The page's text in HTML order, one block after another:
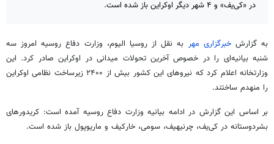
در «کی‌یف» و ۴ شهر دیگر اوکراین باز شده است.
به گزارش خبرگزاری مهر به نقل ازروسیا الیوم، وزارت دفاع روسیه امروز سه
شنبه بیانیه‌ای را در خصوص آخرین تحولات میدانی در اوکراین صادر کرد. این
وزارتخانه اعلام کرد که نیروهای این کشور بیش از ۲۴۰۰ زیرساخت نظامی اوکراین
را منهدم ساختند.
بر اساس این گزارش در ادامه بیانیه وزارت دفاع روسیه آمده است: کریدورهای
بشردوستانه در کی‌یف، چرنیهیف، سومی، خارکیف و ماریوپول باز شده است.